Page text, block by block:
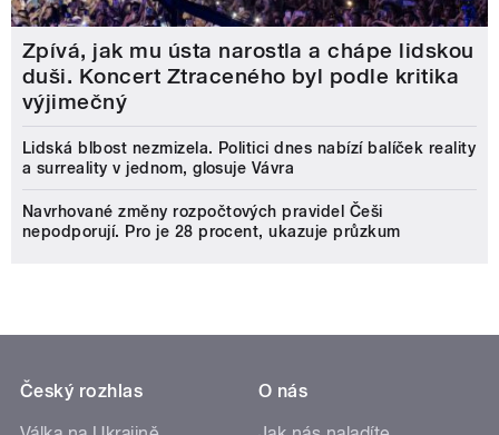
Zpívá, jak mu ústa narostla a chápe lidskou
duši. Koncert Ztraceného byl podle kritika
výjimečný
Lidská blbost nezmizela. Politici dnes nabízí balíček reality
a surreality v jednom, glosuje Vávra
Navrhované změny rozpočtových pravidel Češi
nepodporují. Pro je 28 procent, ukazuje průzkum
Český rozhlas
O nás